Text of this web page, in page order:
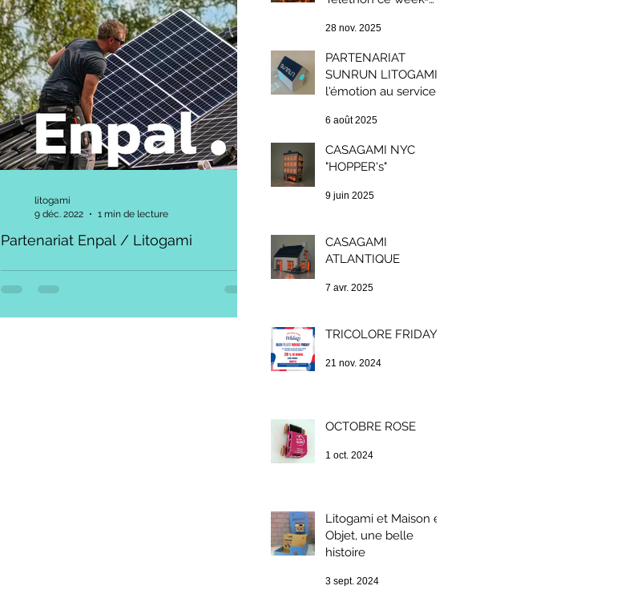
Partenariat Enpal / Litogami
“En utilisant Casagami lors du parcours client,
nous avons réussi à convertir beaucoup plus
litogami
9 déc. 2022
1 min de lecture
Green Week-end
28 nov. 2025
PARTENARIAT
SUNRUN LITOGAMI ;
l'émotion au service
durable.
6 août 2025
CASAGAMI NYC
"HOPPER's"
9 juin 2025
CASAGAMI
ATLANTIQUE
7 avr. 2025
TRICOLORE FRIDAY !
21 nov. 2024
OCTOBRE ROSE
1 oct. 2024
Litogami et Maison et
Objet, une belle
histoire
3 sept. 2024